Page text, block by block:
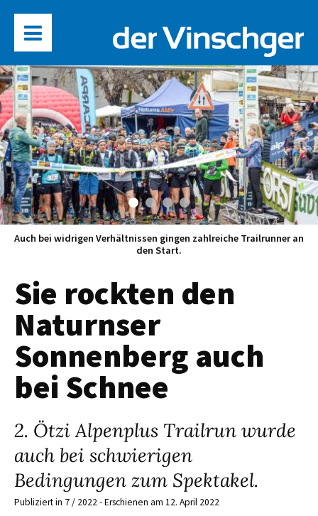
Auch bei widrigen Verhältnissen gingen zahlreiche Trailrunner an
den Start.
Sie rockten den
Naturnser
Sonnenberg auch
bei Schnee
2. Ötzi Alpenplus Trailrun wurde
auch bei schwierigen
Bedingungen zum Spektakel.
Publiziert in 7 / 2022 - Erschienen am 12. April 2022